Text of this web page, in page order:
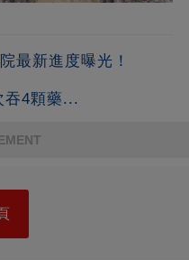
最新進度曝光！
吞4顆藥...